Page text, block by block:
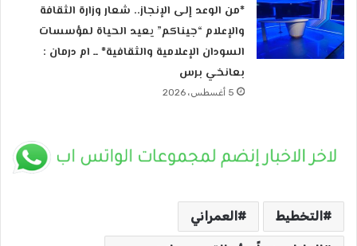
*من الوعد إلى الإنجاز.. شعار وزارة الثقافة
والإعلام “جيناكم” يعيد الحياة لمؤسسات
السودان الإعلامية والثقافية* ــ ام درمان :
بعانخي برس
5 أغسطس، 2026
التخطيط العمراني